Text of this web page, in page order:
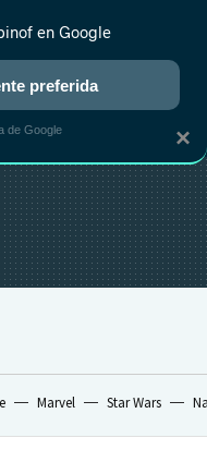
RANKINGS CINE
Marvel Star Wars
×
en Google
preferida
de Google